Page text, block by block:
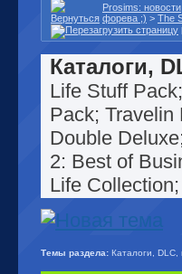
Prosims:
форева ;) > The
Каталоги,
Life Stuff
Pack; Travelin
Double
2: Best of
Life
Темы раздела: Каталоги, DLC,